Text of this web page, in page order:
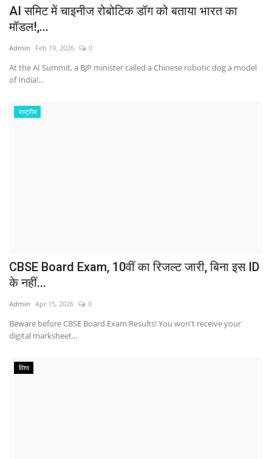
AI समिट में चाइनीज रोबोटिक डॉग को बताया भारत का
मॉडल!,...
Admin Feb 19, 2026 0
At the AI ​​Summit, a BJP minister called a Chinese robotic dog a model
of India!...
राष्ट्रीय
CBSE Board Exam, 10वीं का रिजल्ट जारी, बिना इस ID
के नहीं...
Admin Apr 15, 2026 0
Beware before CBSE Board Exam Results! You won't receive your
digital marksheet...
विश्व